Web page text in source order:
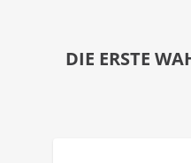
DIE ERSTE